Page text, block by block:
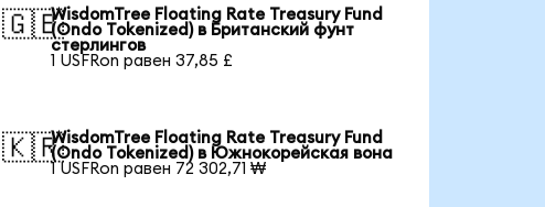
🇬🇧WisdomTree Floating Rate Treasury Fund
(Ondo Tokenized) в Британский фунт
стерлингов
1 USFRon равен 37,85 £
🇰🇷WisdomTree Floating Rate Treasury Fund
(Ondo Tokenized) в Южнокорейская вона
1 USFRon равен 72 302,71 ₩